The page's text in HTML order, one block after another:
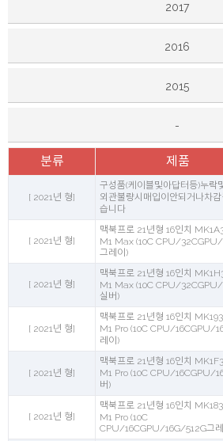
2017
2016
2015
-
분류 제품
[ 2021년 형]
구성품(케이블및아답터등)누락
외관불량시매입이안되거나차감
습니다
[ 2021년 형]
맥북프로 21년형 16인치
M1 Max (10C CPU/
그레이)
[ 2021년 형]
맥북프로 21년형 16인치
M1 Max (10C CPU/
실버)
[ 2021년 형]
맥북프로 21년형 16인치
M1 Pro (10C CPU/16CGPU/
레이)
[ 2021년 형]
맥북프로 21년형 16인치
M1 Pro (10C CPU/16CGPU/
버)
[ 2021년 형]
맥북프로 21년형 16인치
M1 Pro (10C
CPU/16CGPU/16G/512G그